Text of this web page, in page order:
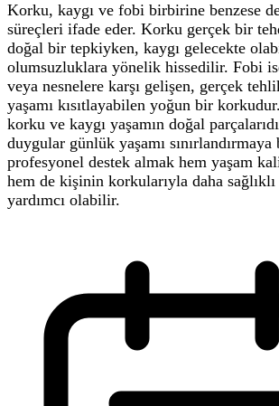
Korku, kaygı ve fobi birbirine benzese
süreçleri ifade eder. Korku gerçek bir
doğal bir tepkiyken, kaygı gelecekte
olumsuzluklara yönelik hissedilir. Fobi
veya nesnelere karşı gelişen, gerçek
yaşamı kısıtlayabilen yoğun bir korkudur.
korku ve kaygı yaşamın doğal
duygular günlük yaşamı sınırlandırmaya
profesyonel destek almak hem yaşam
hem de kişinin korkularıyla daha sağlıklı
yardımcı olabilir.